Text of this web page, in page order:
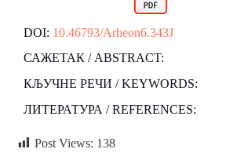
DOI: 10.46793/Arheon6.343J
САЖЕТАК / ABSTRACT:
КЉУЧНЕ РЕЧИ / KEYWORDS:
ЛИТЕРАТУРА / REFERENCES:
Post Views: 138